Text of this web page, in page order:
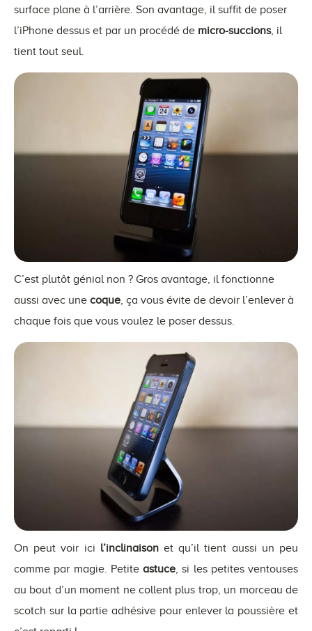
surface plane à l’arrière. Son avantage, il suffit de poser
l’iPhone dessus et par un procédé de micro-succions, il
tient tout seul.
C’est plutôt génial non ? Gros avantage, il fonctionne
aussi avec une coque , ça vous évite de devoir l’enlever à
chaque fois que vous voulez le poser dessus.
On peut voir ici l’inclinaisonet qu’il tient aussi un peu
comme par magie. Petite astuce, si les petites ventouses
au bout d’un moment ne collent plus trop, un morceau de
scotch sur la partie adhésive pour enlever la poussière et